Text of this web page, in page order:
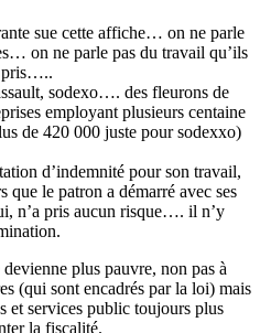
sue cette affiche… on ne parle
on ne parle pas du travail qu’ils
pris…..
sodexo…. des fleurons de
employant plusieurs centaine
de 420 000 juste pour sodexxo)
d’indemnité pour son travail,
le patron a démarré avec ses
n’a pris aucun risque…. il n’y
plus pauvre, non pas à
(qui sont encadrés par la loi) mais
et services public toujours plus
la fiscalité.